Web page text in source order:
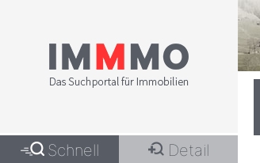
Schnell Detail